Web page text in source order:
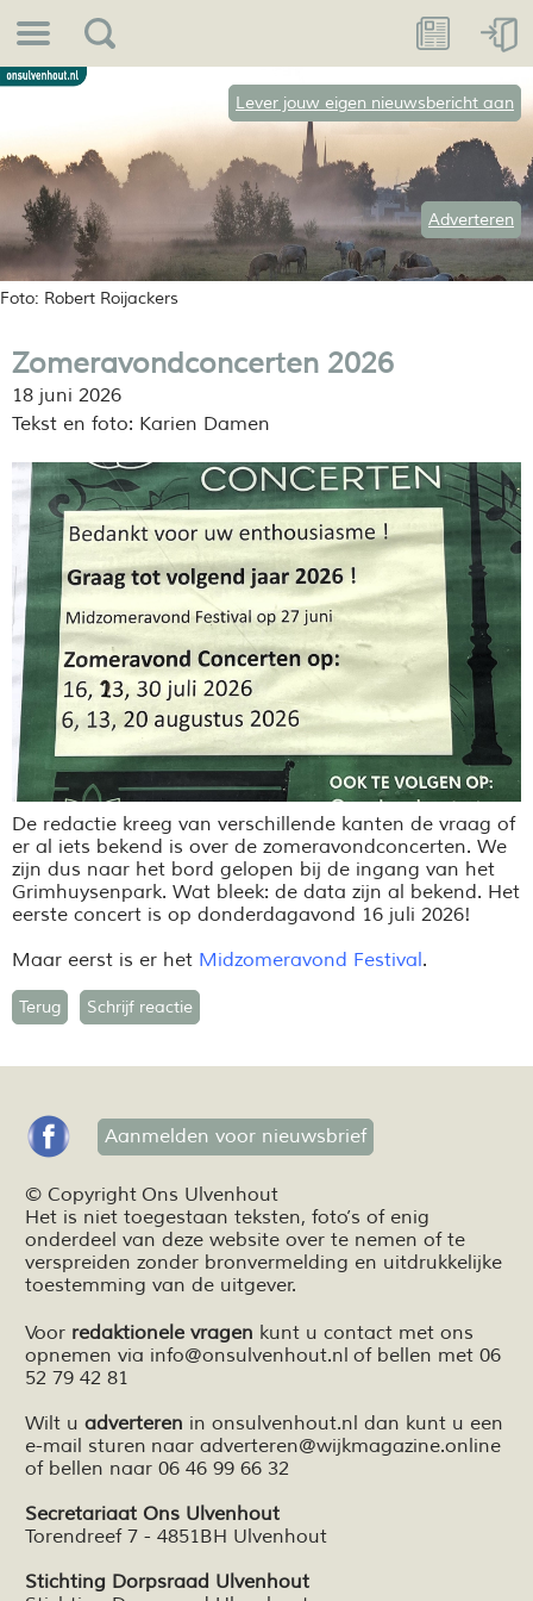
Foto: Robert Roijackers
Lever jouw eigen nieuwsbericht aan
Adverteren
Zomeravondconcerten 2026
18 juni 2026
Tekst en foto: Karien Damen
De redactie kreeg van verschillende kanten de vraag of
er al iets bekend is over de zomeravondconcerten. We
zijn dus naar het bord gelopen bij de ingang van het
Grimhuysenpark. Wat bleek: de data zijn al bekend. Het
eerste concert is op donderdagavond 16 juli 2026!
Maar eerst is er het Midzomeravond Festival.
Terug Schrijf reactie
Aanmelden voor nieuwsbrief
© Copyright Ons Ulvenhout
Het is niet toegestaan teksten, foto’s of enig
onderdeel van deze website over te nemen of te
verspreiden zonder bronvermelding en uitdrukkelijke
toestemming van de uitgever.
Voor redaktionele vragen kunt u contact met ons
opnemen via info@onsulvenhout.nl of bellen met 06
52 79 42 81
Wilt u adverteren in onsulvenhout.nl dan kunt u een
e-mail sturen naar adverteren@wijkmagazine.online
of bellen naar 06 46 99 66 32
Secretariaat Ons Ulvenhout
Torendreef 7 - 4851BH Ulvenhout
Stichting Dorpsraad Ulvenhout